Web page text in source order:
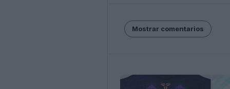
Mostrar comentarios